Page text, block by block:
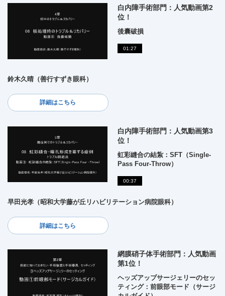
白内障手術部門：人気動画第2
位！
後囊破損
01:27
鈴木久晴（善行すずき眼科）
詳細はこちら
白内障手術部門：人気動画第3
位！
虹彩縫合の結紮：SFT（Single-
Pass Four-Throw）
00:37
早田光孝（昭和大学藤が丘リハビリテーション病院眼科）
詳細はこちら
網膜硝子体手術部門：人気動画
第1位！
ヘッズアップサージェリーのセッ
ティング：前眼部モード（サージ